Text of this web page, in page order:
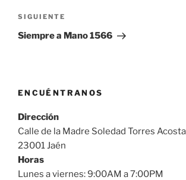
Siguiente
entrada
SIGUIENTE
Siempre a Mano 1566
ENCUÉNTRANOS
Dirección
Calle de la Madre Soledad Torres
23001 Jaén
Horas
Lunes a viernes: 9:00AM a 7:00PM